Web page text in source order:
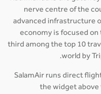
nerve centre of the
advanced
economy is focused
third among the top 10
world by
SalamAir runs direct
the widget